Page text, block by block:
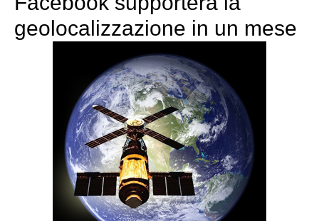
geolocalizzazione in un mese